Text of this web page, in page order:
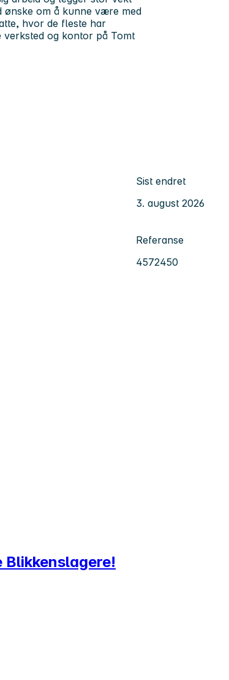
ønske om å kunne være med
hvor de fleste har
verksted og kontor på Tomt
Sist endret
3. august 2026
Referanse
4572450
Blikkenslagere!